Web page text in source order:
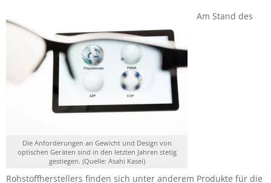
Die Anforderungen an Gewicht und Design von
optischen Geräten sind in den letzten Jahren stetig
gestiegen. (Quelle: Asahi Kasei)
Am Stand des
Rohstoffherstellers finden sich unter anderem Produkte für die